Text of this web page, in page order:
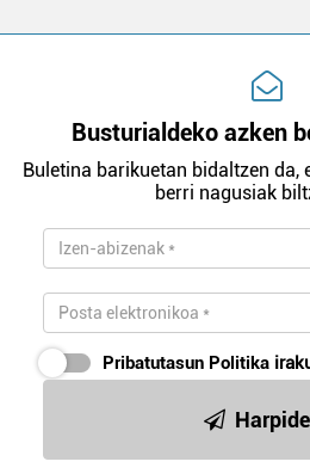
Busturialdeko azken
Buletina barikuetan bidaltzen da,
berri nagusiak
Pribatutasun Politika